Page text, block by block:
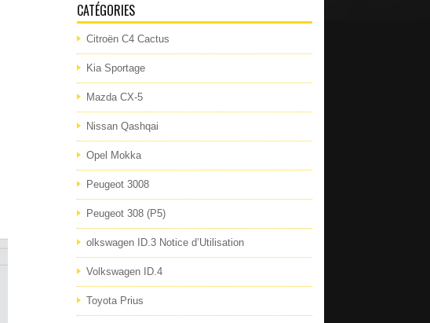
CATÉGORIES
Citroën C4 Cactus
Kia Sportage
Mazda CX-5
Nissan Qashqai
Opel Mokka
Peugeot 3008
Peugeot 308 (P5)
olkswagen ID.3 Notice d’Utilisation
Volkswagen ID.4
Toyota Prius